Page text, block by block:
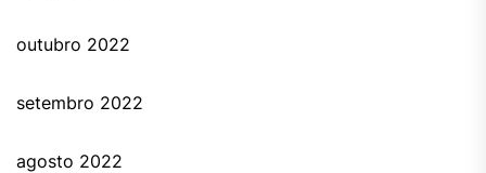
outubro 2022
setembro 2022
agosto 2022